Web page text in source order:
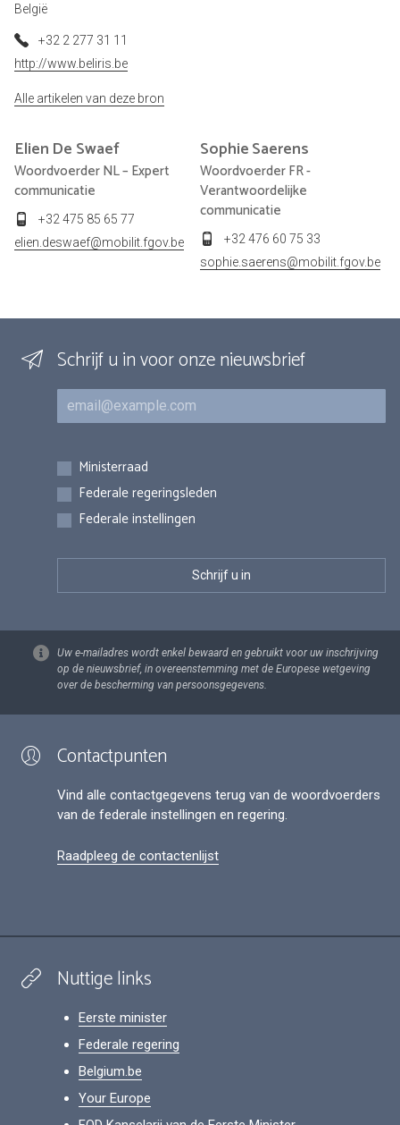
België
+32 2 277 31 11
http://www.beliris.be
Alle artikelen van deze bron
Elien De Swaef
Woordvoerder NL – Expert
communicatie
+32 475 85 65 77
elien.deswaef@mobilit.fgov.be
SophieSaerens
Woordvoerder FR -
Verantwoordelijke
communicatie
+32 476 60 75 33
sophie.saerens@mobilit.fgov.be
Schrijf u in voor onze nieuwsbrief
E-mail
Inschrijvingen
Ministerraad
Federale regeringsleden
Federale instellingen
Uw e-mailadres wordt enkel bewaard en gebruikt voor uw inschrijving
op de nieuwsbrief, in overeenstemming met de Europese wetgeving
over de bescherming van persoonsgegevens.
Contactpunten
Vind alle contactgegevens terug van de woordvoerders
van de federale instellingen en regering.
Raadpleeg de contactenlijst
Nuttige links
Eerste minister
Federale regering
Belgium.be
Your Europe